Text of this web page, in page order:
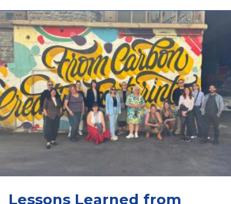
Lessons Learned from